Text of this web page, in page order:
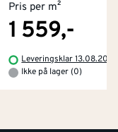
Pris per m²
1 559,-
Leveringsklar 13.08.2026
Ikke på lager (0)